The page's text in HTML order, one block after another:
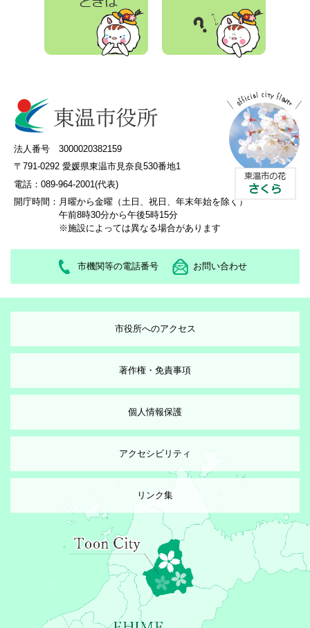
法人番号 3000020382159
〒791-0292 愛媛県東温市見奈良530番地1
電話：089-964-2001(代表)
開庁時間： 月曜から金曜（土日、祝日、年末年始を除く）
午前8時30分から午後5時15分
※施設によっては異なる場合があります
市機関等の電話番号 お問い合わせ
市役所へのアクセス
著作権・免責事項
個人情報保護
アクセシビリティ
リンク集